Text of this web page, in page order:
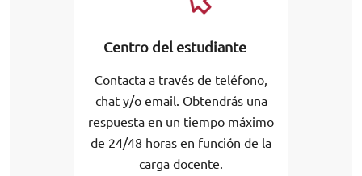
Centro del estudiante
Contacta a través de teléfono,
chat y/o email. Obtendrás una
respuesta en un tiempo máximo
de 24/48 horas en función de la
carga docente.